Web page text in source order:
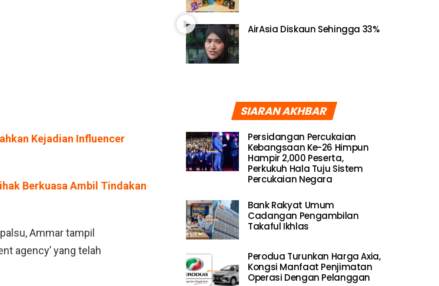
Kejadian Influencer
Berkuasa Ambil Tindakan
Ammar tampil
agency’ yang telah
AirAsia Diskaun Sehingga 33%
SIARAN AKHBAR
Persidangan Percukaian
Kebangsaan Ke-26 Himpun
Hampir 2,000 Peserta,
Perkukuh Hala Tuju Sistem
Percukaian Negara
Bank Rakyat Umum
Cadangan Pengambilan
Takaful Ikhlas
Perodua Turunkan Harga Axia,
Kongsi Manfaat Penjimatan
Operasi Dengan Pelanggan